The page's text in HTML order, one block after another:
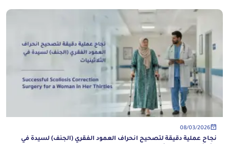
08/03/2026
نجاح عملية دقيقة لتصحيح انحراف العمود الفقري (الجنف) لسيدة في